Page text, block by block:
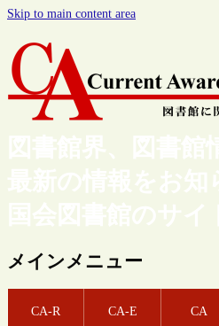
Skip to main content area
図書館界、図書館
最新の情報をお知
国会図書館のサイ
メインメニュー
CA-R CA-E CA